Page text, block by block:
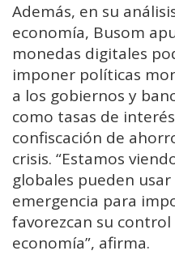
Además, en su
economía, Busom
monedas digitales
imponer políticas
a los gobiernos y
como tasas de
confiscación de
crisis. “Estamos
globales pueden
emergencia para
favorezcan su
economía”, afirma.